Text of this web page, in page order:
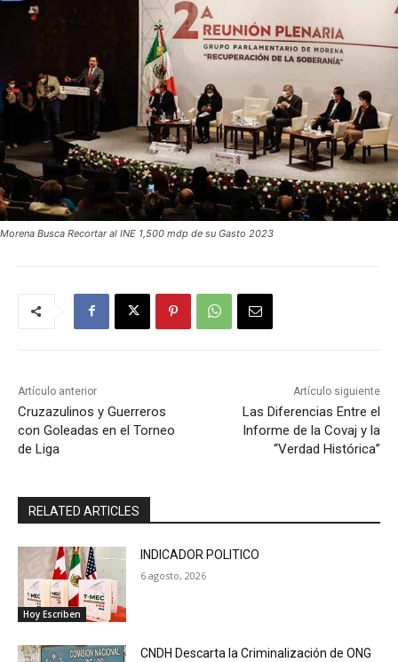
Morena Busca Recortar al INE 1,500 mdp de su Gasto 2023
Artículo anterior
Cruzazulinos y Guerreros
con Goleadas en el Torneo
de Liga
Artículo siguiente
Las Diferencias Entre el
Informe de la Covaj y la
“Verdad Histórica”
RELATED ARTICLES
Hoy Escriben
INDICADOR POLITICO
6 agosto, 2026
CNDH Descarta la Criminalización de ONG